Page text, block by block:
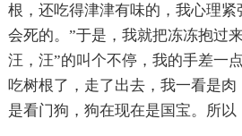
根，还吃得津津有味的，我心理紧
会死的。”于是，我就把冻冻抱过
汪，汪”的叫个不停，我的手差一
吃树根了，走了出去，我一看是
是看门狗，狗在现在是国宝。所以